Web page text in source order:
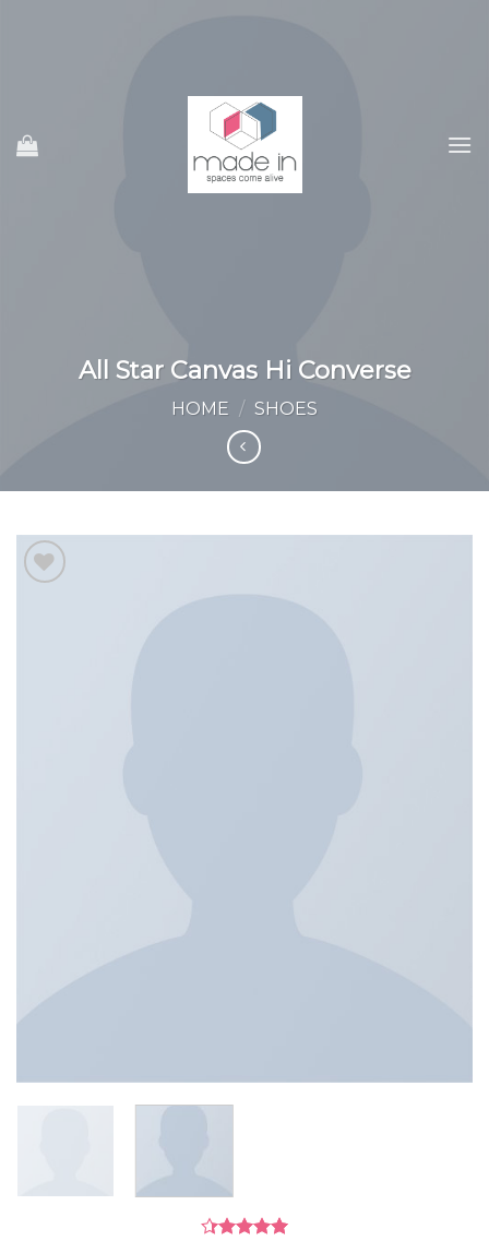
All Star Canvas Hi Converse
HOME / SHOES